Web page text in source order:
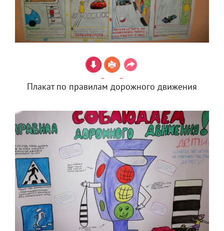
Плакат по правилам дорожного движения